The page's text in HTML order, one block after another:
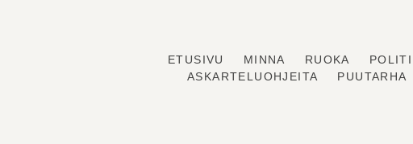
ETUSIVU MINNA RUOKA
ASKARTELUOHJEITA
PUUTARHA